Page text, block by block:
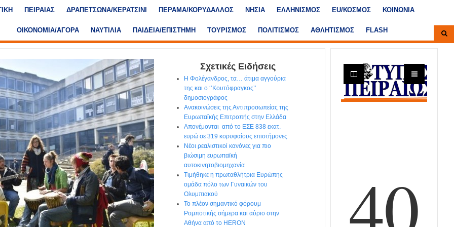
ΠΕΙΡΑΙΑΣ ΔΡΑΠΕΤΣΩΝΑ/ΚΕΡΑΤΣΙΝΙ ΠΕΡΑΜΑ/ΚΟΡΥΔΑΛΛΟΣ ΝΗΣΙΑ ΕΛΛΗΝΙΣΜΟΣ ΕU/ΚΟΣΜΟΣ ΚΟΙΝΩΝΙΑ
ΟΙΚΟΝΟΜΙΑ/ΑΓΟΡΑ ΝΑΥΤΙΛΙΑ ΠΑΙΔΕΙΑ/ΕΠΙΣΤΗΜΗ ΤΟΥΡΙΣΜΟΣ ΠΟΛΙΤΙΣΜΟΣ ΑΘΛΗΤΙΣΜΟΣ FLASH
Σχετικές Ειδήσεις
Η Φολέγανδρος, τα… άτιμα αγγούρια
της και ο ‘’Κουτόφραγκος’’
δημοσιογράφος
Ανακοινώσεις της Αντιπροσωπείας της
Ευρωπαϊκής Επιτροπής στην Ελλάδα
Απονέμονται από το ΕΣΕ 838 εκατ.
ευρώ σε 319 κορυφαίους επιστήμονες
Νέοι ρεαλιστικοί κανόνες για πιο
βιώσιμη ευρωπαϊκή
αυτοκινητοβιομηχανία
Τιμήθηκε η πρωταθλήτρια Ευρώπης
ομάδα πόλο των Γυναικών του
Ολυμπιακού
Το πλέον σημαντικό φόρουμ
Ρομποτικής σήμερα και αύριο στην
Αθήνα από το HERON